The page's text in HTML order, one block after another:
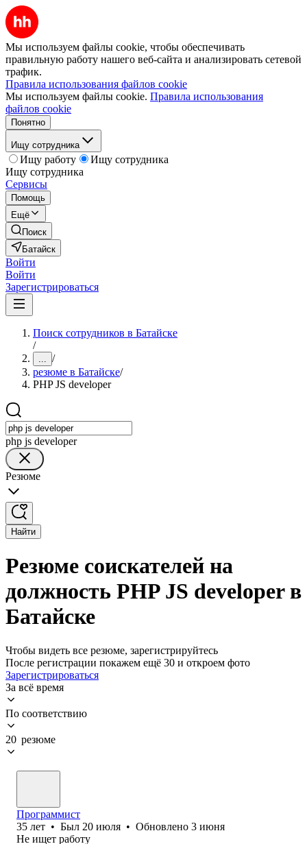
Мы используем файлы cookie, чтобы обеспечивать
правильную работу нашего веб-сайта и анализировать сетевой
трафик.
Правила использования файлов cookie
Мы используем файлы cookie. Правила использования
файлов cookie
Понятно
Ищу сотрудника
Ищу работу
Ищу сотрудника
Ищу сотрудника
Сервисы
Помощь
Ещё
Поиск
Батайск
Войти
Войти
Зарегистрироваться
Поиск сотрудников в Батайске
/
... /
резюме в Батайске/
PHP JS developer
php js developer
Резюме
Найти
Резюме соискателей на
должность PHP JS developer в
Батайске
Чтобы видеть все резюме, зарегистрируйтесь
После регистрации покажем ещё 30 и откроем фото
Зарегистрироваться
За всё время
По соответствию
20 резюме
Программист
35 лет • Был 20 июля • Обновлено 3 июня
Не ищет работу